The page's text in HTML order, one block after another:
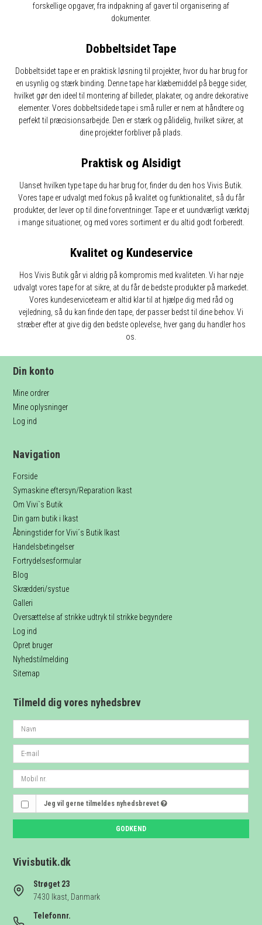
forskellige opgaver, fra indpakning af gaver til organisering af
dokumenter.
Dobbeltsidet Tape
Dobbeltsidet tape er en praktisk løsning til projekter, hvor du har brug for
en usynlig og stærk binding. Denne tape har klæbemiddel på begge sider,
hvilket gør den ideel til montering af billeder, plakater, og andre dekorative
elementer. Vores dobbeltsidede tape i små ruller er nem at håndtere og
perfekt til præcisionsarbejde. Den er stærk og pålidelig, hvilket sikrer, at
dine projekter forbliver på plads.
Praktisk og Alsidigt
Uanset hvilken type tape du har brug for, finder du den hos Vivis Butik.
Vores tape er udvalgt med fokus på kvalitet og funktionalitet, så du får
produkter, der lever op til dine forventninger. Tape er et uundværligt værktøj
i mange situationer, og med vores sortiment er du altid godt forberedt.
Kvalitet og Kundeservice
Hos Vivis Butik går vi aldrig på kompromis med kvaliteten. Vi har nøje
udvalgt vores tape for at sikre, at du får de bedste produkter på markedet.
Vores kundeserviceteam er altid klar til at hjælpe dig med råd og
vejledning, så du kan finde den tape, der passer bedst til dine behov. Vi
stræber efter at give dig den bedste oplevelse, hver gang du handler hos
os.
Din konto
Mine ordrer
Mine oplysninger
Log ind
Navigation
Forside
Symaskine eftersyn/Reparation Ikast
Om Vivi`s Butik
Din garn butik i Ikast
Åbningstider for Vivi´s Butik Ikast
Handelsbetingelser
Fortrydelsesformular
Blog
Skrædderi/systue
Galleri
Oversættelse af strikke udtryk til strikke begyndere
Log ind
Opret bruger
Nyhedstilmelding
Sitemap
Tilmeld dig vores nyhedsbrev
Jeg vil gerne tilmeldes nyhedsbrevet
GODKEND
Vivisbutik.dk
Strøget 23
7430 Ikast, Danmark
Telefonnr.